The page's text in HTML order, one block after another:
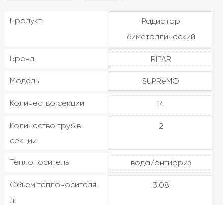
Продукт
Радиатор
биметаллический
Бренд RIFAR
Модель SUPReMO
Количество секций 14
Количество труб в
секции
2
Теплоноситель вода/антифриз
Объем теплоносителя,
л.
3.08